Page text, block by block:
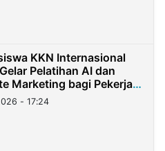
KKN Internasional
Pelatihan AI dan
Marketing bagi Pekerja
Indonesia di Taiwan
- 17:24